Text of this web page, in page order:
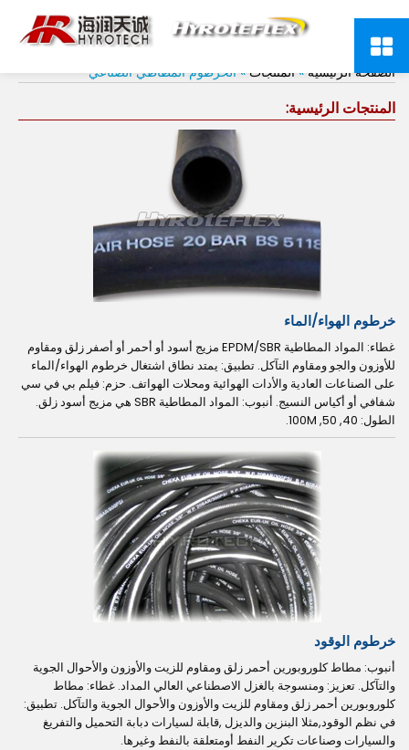
الخرطوم المطاطي الصناعي
الصفحة الرئيسية»المنتجات» الخرطوم المطاطي الصناعي
المنتجات الرئيسية:
خرطوم الهواء/الماء
غطاء: المواد المطاطية EPDM/SBR مزيج أسود أو أحمر أو أصفر زلق ومقاوم
للأوزون والجو ومقاوم التآكل. تطبيق: يمتد نطاق اشتغال خرطوم الهواء/الماء
على الصناعات العادية والأدات الهوائية ومحلات الهواتف. حزم: فيلم بي في سي
شفافي أو أكياس النسيج. أنبوب: المواد المطاطية SBR هي مزيج أسود زلق.
الطول: 40, 50, 100M.
خرطوم الوقود
أنبوب: مطاط كلوروبورين أحمر زلق ومقاوم للزيت والأوزون والأحوال الجوية
والتآكل. تعزيز: ومنسوجة بالغزل الاصطناعي العالي المداد. غطاء: مطاط
كلوروبورين أحمر زلق ومقاوم للزيت والأوزون والأحوال الجوية والتآكل. تطبيق:
في نظم الوقود,مثلا البنزين والديزل ,قابلة لسيارات دبابة التحميل والتفريغ
والسيارات وصناعات تكرير النفط أومتعلقة بالنفط وغيرها.